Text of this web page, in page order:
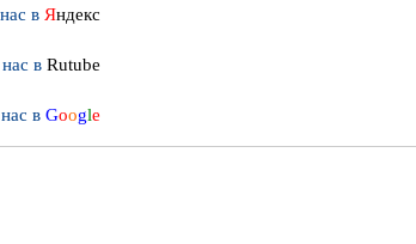
вЯндекс
вRutube
вGoogle